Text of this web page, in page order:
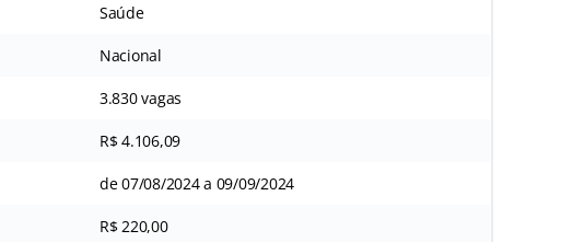
Saúde
Nacional
3.830 vagas
R$ 4.106,09
de 07/08/2024 a 09/09/2024
R$ 220,00